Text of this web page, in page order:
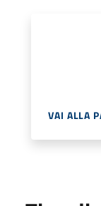
VAI ALLA